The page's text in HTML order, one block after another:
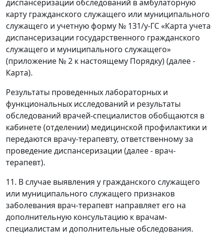
диспансеризации обследований в амбулаторную
карту гражданского служащего или муниципального
служащего и учетную форму № 131/у-ГС «Карта учета
диспансеризации государственного гражданского
служащего и муниципального служащего»
(приложение № 2 к настоящему Порядку) (далее -
Карта).
Результаты проведенных лабораторных и
функциональных исследований и результаты
обследований врачей-специалистов обобщаются в
кабинете (отделении) медицинской профилактики и
передаются врачу-терапевту, ответственному за
проведение диспансеризации (далее - врач-
терапевт).
11. В случае выявления у гражданского служащего
или муниципального служащего признаков
заболевания врач-терапевт направляет его на
дополнительную консультацию к врачам-
специалистам и дополнительные обследования.